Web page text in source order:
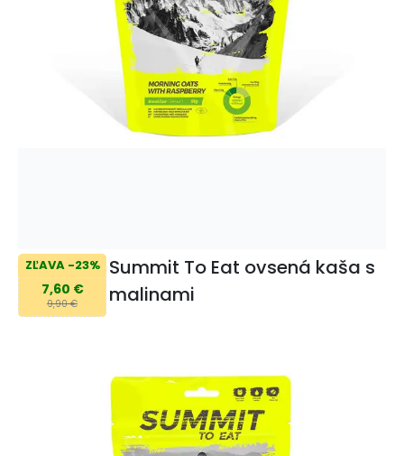
ZĽAVA -23%
7,60 €
9,90 €
Summit To Eat ovsená kaša s
malinami